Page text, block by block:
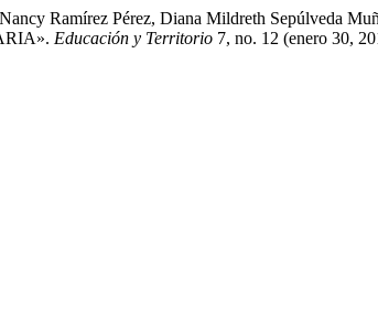
Ramírez Pérez, Diana Mildreth Sepúlveda
Educación y Territorio 7, no. 12 (enero 30,